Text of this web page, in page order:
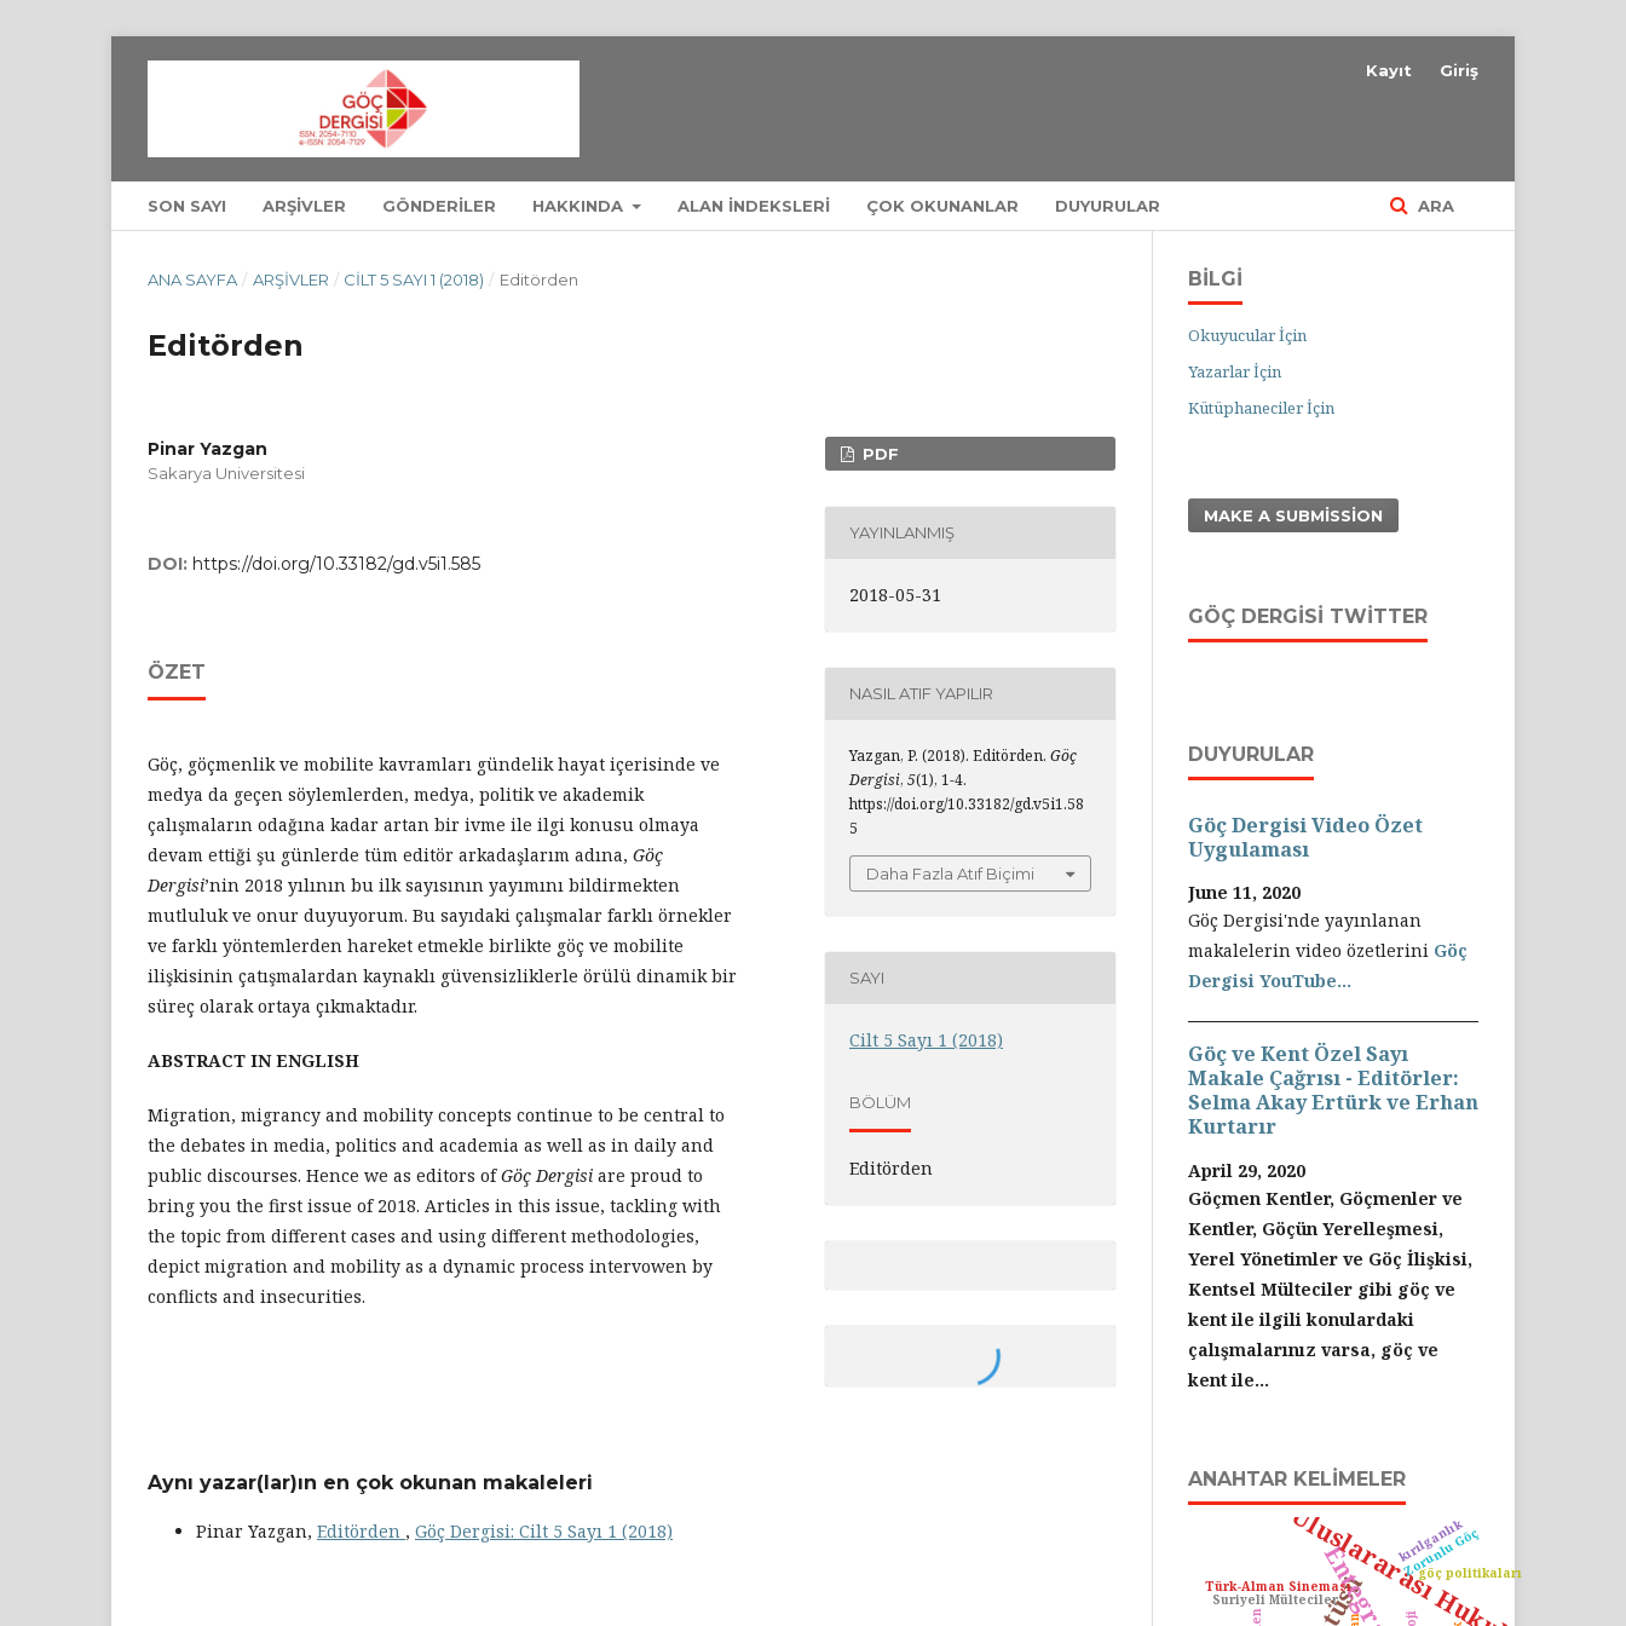
SON SAYI ARŞIVLER GÖNDERILER HAKKINDA ALAN INDEKSLERI ÇOK OKUNANLAR DUYURULAR ARA
Kayıt Giriş
ANA SAYFA / ARŞIVLER / CILT 5 SAYI 1 (2018) / Editörden
Editörden
Pinar Yazgan
Sakarya Universitesi
DOI: https://doi.org/10.33182/gd.v5i1.585
ÖZET
Göç, göçmenlik ve mobilite kavramları gündelik hayat içerisinde ve
medya da geçen söylemlerden, medya, politik ve akademik
çalışmaların odağına kadar artan bir ivme ile ilgi konusu olmaya
devam ettiği şu günlerde tüm editör arkadaşlarım adına, Göç
Dergisi’nin 2018 yılının bu ilk sayısının yayımını bildirmekten
mutluluk ve onur duyuyorum. Bu sayıdaki çalışmalar farklı örnekler
ve farklı yöntemlerden hareket etmekle birlikte göç ve mobilite
ilişkisinin çatışmalardan kaynaklı güvensizliklerle örülü dinamik bir
süreç olarak ortaya çıkmaktadır.
ABSTRACT IN ENGLISH
Migration, migrancy and mobility concepts continue to be central to
the debates in media, politics and academia as well as in daily and
public discourses. Hence we as editors ofGöç Dergisi are proud to
bring you the first issue of 2018. Articles in this issue, tackling with
the topic from different cases and using different methodologies,
depict migration and mobility as a dynamic process intervowen by
conflicts and insecurities.
PDF
YAYINLANMIŞ
2018-05-31
NASIL ATIF YAPILIR
Yazgan, P. (2018). Editörden. Göç
Dergisi, 5(1), 1-4.
https://doi.org/10.33182/gd.v5i1.58
5
Daha Fazla Atıf Biçimi
SAYI
Cilt 5 Sayı 1 (2018)
BÖLÜM
Editörden
Aynı yazar(lar)ın en çok okunan makaleleri
Pinar Yazgan, Editörden , Göç Dergisi: Cilt 5 Sayı 1 (2018)
BILGI
Okuyucular İçin
Yazarlar İçin
Kütüphaneciler İçin
MAKE A SUBMISSION
GÖÇ DERGISI TWITTER
DUYURULAR
Göç Dergisi Video Özet
Uygulaması
June 11, 2020
Göç Dergisi'nde yayınlanan
makalelerin video özetlerini Göç
Dergisi YouTube...
Göç ve Kent Özel Sayı
Makale Çağrısı - Editörler:
Selma Akay Ertürk ve Erhan
Kurtarır
April 29, 2020
Göçmen Kentler, Göçmenler ve
Kentler, Göçün Yerelleşmesi,
Yerel Yönetimler ve Göç İlişkisi,
Kentsel Mülteciler gibi göç ve
kent ile ilgili konulardaki
çalışmalarınız varsa, göç ve
kent ile...
ANAHTAR KELIMELER
Uluslararası Hukuk
göç politikaları
Zorunlu Göç
kırılganlık
Türk-Alman Sineması
Suriyeli Mülteciler